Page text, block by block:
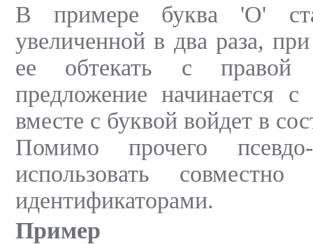
В примере буква 'О'
увеличенной в два раза,
ее обтекать с правой
предложение начинается
вместе с буквой войдет в
Помимо прочего
использовать
идентификаторами.
Пример